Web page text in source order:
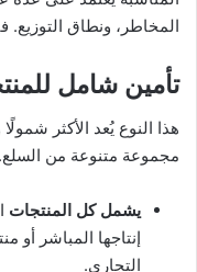
المخاطر، ونطاق التوزيع.
تأمين شامل
هذا النوع يُعد الأكثر
مجموعة متنوعة من السلع.
يشمل كل المنتجات
إنتاجها المباشر
التجاري.